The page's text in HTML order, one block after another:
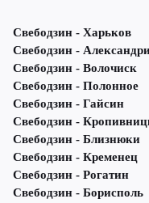
Свебодзин - Харьков
Свебодзин -
Свебодзин - Волочиск
Свебодзин - Полонное
Свебодзин - Гайсин
Свебодзин -
Свебодзин - Близнюки
Свебодзин - Кременец
Свебодзин - Рогатин
Свебодзин - Борисполь